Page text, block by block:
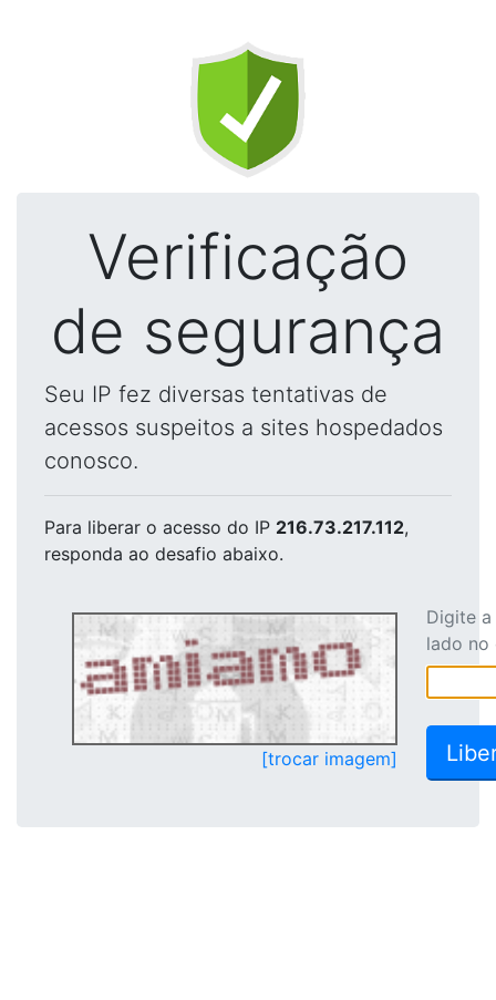
Verificação
de segurança
Seu IP fez diversas tentativas de
acessos suspeitos a sites hospedados
conosco.
Para liberar o acesso do IP 216.73.217.112,
responda ao desafio abaixo.
[trocar imagem]
Digite
lado no